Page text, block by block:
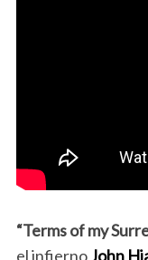
“Terms of my
el infierno John